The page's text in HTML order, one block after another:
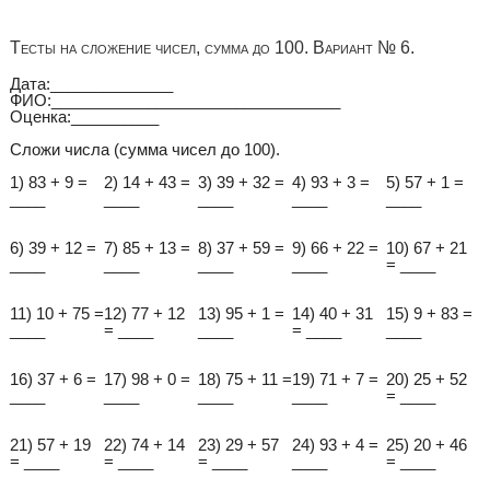
Тесты на сложение чисел, сумма до 100. Вариант № 6.
Дата:______________
ФИО:_________________________________
Оценка:__________
Сложи числа (сумма чисел до 100).
1) 83 + 9 =
2) 14 + 43 = 3) 39 + 32 = 4) 93 + 3 =
5) 57 + 1 =
6) 39 + 12 = 7) 85 + 13 = 8) 37 + 59 = 9) 66 + 22 = 10) 67 + 21
= ____
11) 10 + 75 =12) 77 + 12
= ____
13) 95 + 1 = 14) 40 + 31
= ____
15) 9 + 83 =
16) 37 + 6 = 17) 98 + 0 = 18) 75 + 11 =19) 71 + 7 = 20) 25 + 52
= ____
21) 57 + 19
= ____
22) 74 + 14
= ____
23) 29 + 57
= ____
24) 93 + 4 = 25) 20 + 46
= ____